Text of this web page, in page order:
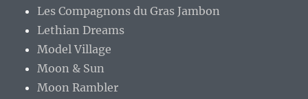
Les Compagnons du Gras Jambon
Lethian Dreams
Model Village
Moon & Sun
Moon Rambler